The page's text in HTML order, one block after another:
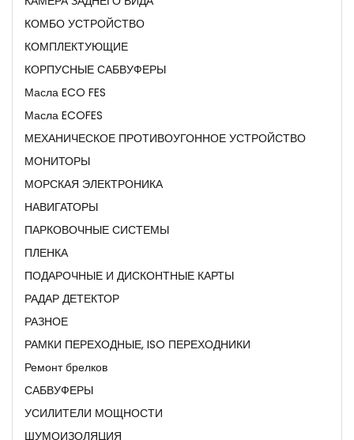
КОМБО УСТРОЙСТВО
КОМПЛЕКТУЮЩИЕ
КОРПУСНЫЕ САБВУФЕРЫ
Масла ECO FES
Масла ECOFES
МЕХАНИЧЕСКОЕ ПРОТИВОУГОННОЕ УСТРОЙСТВО
МОНИТОРЫ
МОРСКАЯ ЭЛЕКТРОНИКА
НАВИГАТОРЫ
ПАРКОВОЧНЫЕ СИСТЕМЫ
ПЛЕНКА
ПОДАРОЧНЫЕ И ДИСКОНТНЫЕ КАРТЫ
РАДАР ДЕТЕКТОР
РАЗНОЕ
РАМКИ ПЕРЕХОДНЫЕ, ISO ПЕРЕХОДНИКИ
Ремонт брелков
САБВУФЕРЫ
УСИЛИТЕЛИ МОЩНОСТИ
ШУМОИЗОЛЯЦИЯ